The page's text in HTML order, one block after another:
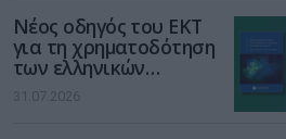
Νέος οδηγός του ΕΚΤ
για τη χρηματοδότηση
των ελληνικών
επιχειρήσεων στον
χώρο της άμυνας
31.07.2026